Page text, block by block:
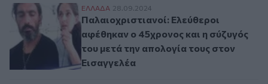
Παλαιοχριστιανοί: Ελεύθεροι αφέθηκαν
ΕΛΛAΔΑ 28.09.2024
Παλαιοχριστιανοί: Ελεύθεροι
αφέθηκαν ο 45χρονος και η σύζυγός
του μετά την απολογία τους στον
Εισαγγελέα